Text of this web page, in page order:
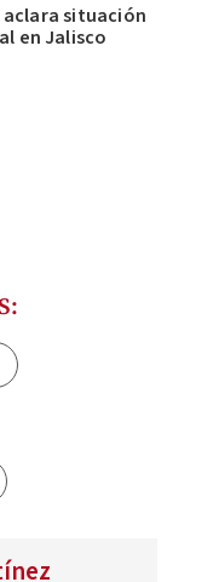
aclara situación
en Jalisco